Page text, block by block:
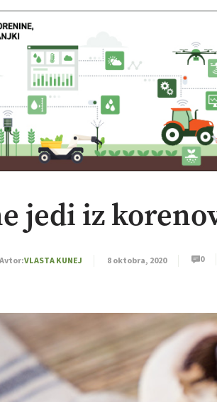
jedi iz
Avtor:VLASTA KUNEJ 8 oktobra, 2020 0